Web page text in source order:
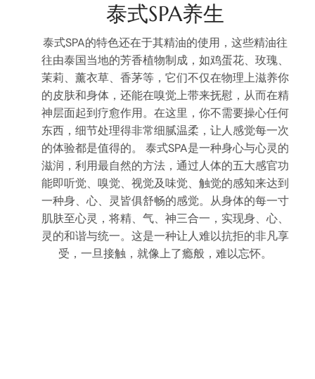
泰式SPA养生
泰式SPA的特色还在于其精油的使用，这些精油往
往由泰国当地的芳香植物制成，如鸡蛋花、玫瑰、
茉莉、薰衣草、香茅等，它们不仅在物理上滋养你
的皮肤和身体，还能在嗅觉上带来抚慰，从而在精
神层面起到疗愈作用。在这里，你不需要操心任何
东西，细节处理得非常细腻温柔，让人感觉每一次
的体验都是值得的。 泰式SPA是一种身心与心灵的
滋润，利用最自然的方法，通过人体的五大感官功
能即听觉、嗅觉、视觉及味觉、触觉的感知来达到
一种身、心、灵皆俱舒畅的感觉。从身体的每一寸
肌肤至心灵，将精、气、神三合一，实现身、心、
灵的和谐与统一。这是一种让人难以抗拒的非凡享
受，一旦接触，就像上了瘾般，难以忘怀。